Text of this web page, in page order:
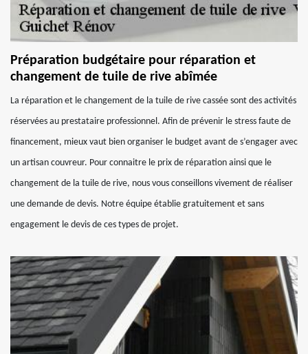
Préparation budgétaire pour réparation et
changement de tuile de rive abîmée
La réparation et le changement de la tuile de rive cassée sont des activités
réservées au prestataire professionnel. Afin de prévenir le stress faute de
financement, mieux vaut bien organiser le budget avant de s’engager avec
un artisan couvreur. Pour connaitre le prix de réparation ainsi que le
changement de la tuile de rive, nous vous conseillons vivement de réaliser
une demande de devis. Notre équipe établie gratuitement et sans
engagement le devis de ces types de projet.